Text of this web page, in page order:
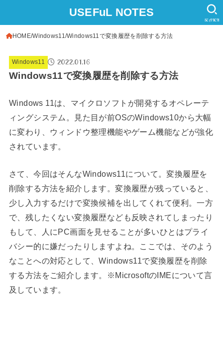
USEFuL NOTES
SEARCH
HOME Windows11 Windows11で変換履歴を削除する方法
Windows11 2022.01.16
Windows11で変換履歴を削除する方法
Windows 11は、マイクロソフトが開発するオペレーテ
ィングシステム。見た目が前OSのWindows10から大幅
に変わり、ウィンドウ整理機能やゲーム機能などが強化
されています。
さて、今回はそんなWindows11について。変換履歴を
削除する方法を紹介します。変換履歴が残っていると、
少し入力するだけで変換候補を出してくれて便利。一方
で、残したくない変換履歴なども反映されてしまったり
もして、人にPC画面を見せることが多いひとはプライ
バシー的に嫌だったりしますよね。ここでは、そのよう
なことへの対応として、Windows11で変換履歴を削除
する方法をご紹介します。※MicrosoftのIMEについて言
及しています。